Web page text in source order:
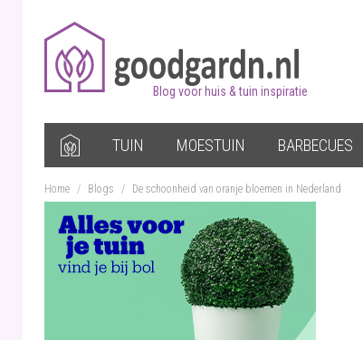
Blog voor huis & tuin inspiratie
TUIN MOESTUIN BARBECUES
Home / Blogs / De schoonheid van oranje bloemen in Nederland